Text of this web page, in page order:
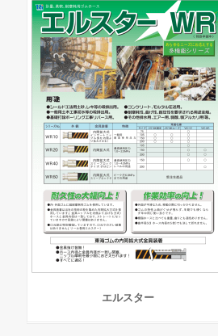
エルスター